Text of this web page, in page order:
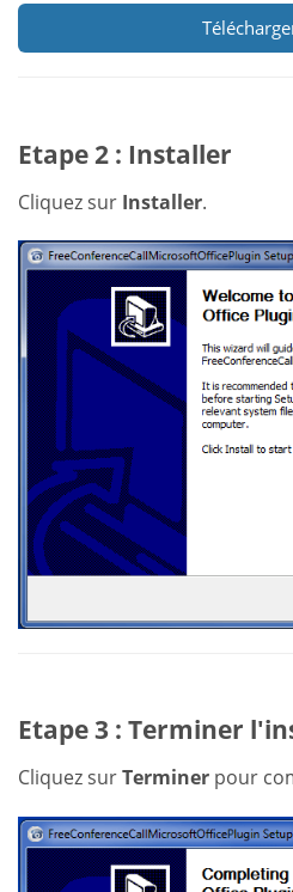
Etape 2 : Installer
Cliquez sur Installer.
Etape 3 : Terminer
Cliquez surTerminer pour